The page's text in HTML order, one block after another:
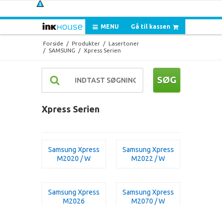
Gå til kassen
MENU
Forside / Produkter / Lasertoner
/ SAMSUNG / Xpress Serien
SØG
Xpress Serien
Samsung Xpress
M2020 / W
Samsung Xpress
M2022 / W
Samsung Xpress
M2026
Samsung Xpress
M2070 / W